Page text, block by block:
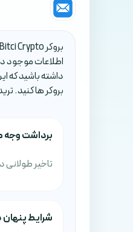
اطلاعات موجود
داشته باشيد که
بروکر ها کنيد.
برداشت وجه
تاخیر
شرایط پنهان